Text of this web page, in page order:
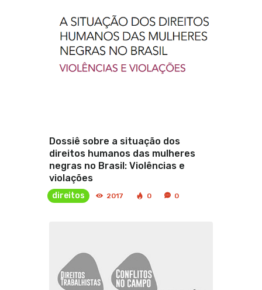
Dossiê sobre a situação dos
direitos humanos das mulheres
negras no Brasil: Violências e
violações
direitos 2017 0 0